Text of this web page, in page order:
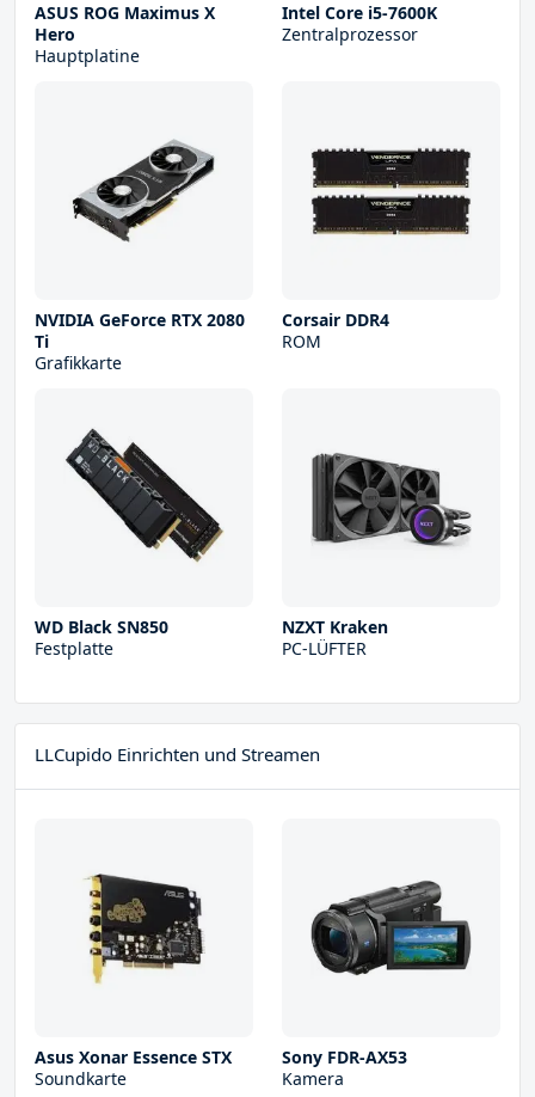
ASUS ROG Maximus X
Hero
Hauptplatine
Intel Core i5-7600K
Zentralprozessor
NVIDIA GeForce RTX 2080
Ti
Grafikkarte
Corsair DDR4
ROM
WD Black SN850
Festplatte
NZXT Kraken
PC-LÜFTER
LLCupido Einrichten und Streamen
Asus Xonar Essence STX
Soundkarte
Sony FDR-AX53
Kamera